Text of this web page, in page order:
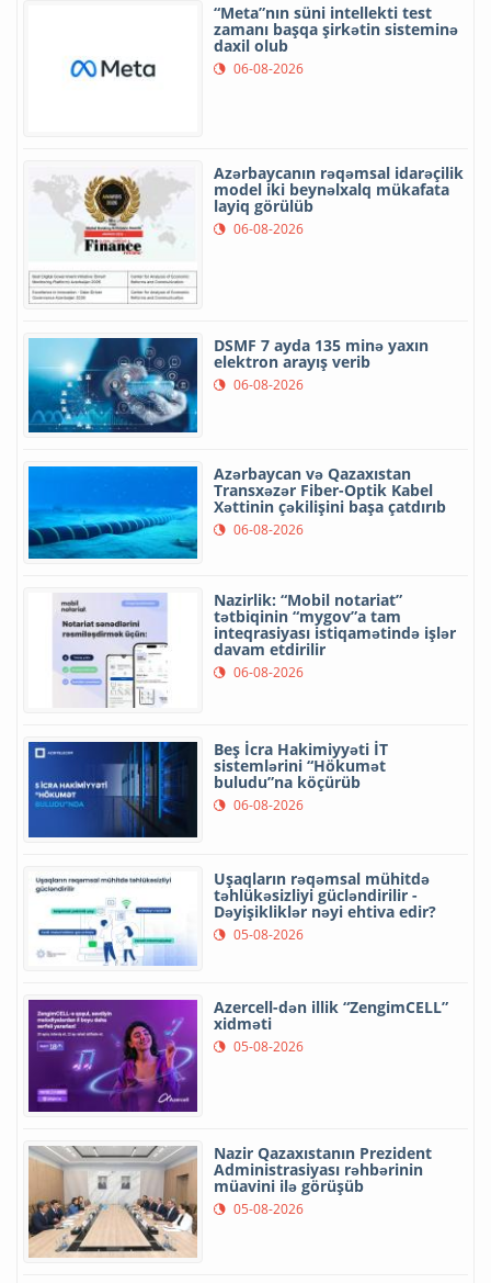
“Meta”nın süni intellekti test
zamanı başqa şirkətin sisteminə
daxil olub
06-08-2026
Azərbaycanın rəqəmsal idarəçilik
model iki beynəlxalq mükafata
layiq görülüb
06-08-2026
DSMF 7 ayda 135 minə yaxın
elektron arayış verib
06-08-2026
Azərbaycan və Qazaxıstan
Transxəzər Fiber-Optik Kabel
Xəttinin çəkilişini başa çatdırıb
06-08-2026
Nazirlik: “Mobil notariat”
tətbiqinin “mygov”a tam
inteqrasiyası istiqamətində işlər
davam etdirilir
06-08-2026
Beş İcra Hakimiyyəti İT
sistemlərini “Hökumət
buludu”na köçürüb
06-08-2026
Uşaqların rəqəmsal mühitdə
təhlükəsizliyi gücləndirilir -
Dəyişikliklər nəyi ehtiva edir?
05-08-2026
Azercell-dən illik “ZengimCELL”
xidməti
05-08-2026
Nazir Qazaxıstanın Prezident
Administrasiyası rəhbərinin
müavini ilə görüşüb
05-08-2026